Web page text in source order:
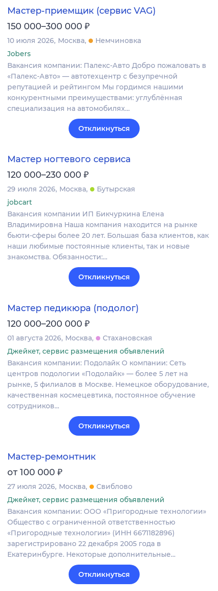
Мастер-приемщик (сервис VAG)
150 000–300 000 ₽
10 июля 2026 Москва
Немчиновка
Jobers
Вакансия компании: Палекс-Авто Добро пожаловать в
«Палекс‑Авто» — автотехцентр с безупречной
репутацией и рейтингом Мы гордимся нашими
конкурентными преимуществами: углублённая
специализация на автомобилях…
Откликнуться
Мастер ногтевого сервиса
120 000–230 000 ₽
29 июля 2026 Москва
Бутырская
jobcart
Вакансия компании ИП Бикчуркина Елена
Владимировна Наша компания находится на рынке
бьюти-сферы более 20 лет. Большая база клиентов, как
наши любимые постоянные клиенты, так и новые
знакомства. Обязанности:…
Откликнуться
Мастер педикюра (подолог)
120 000–200 000 ₽
01 августа 2026 Москва
Стахановская
Джейкет, сервис размещения объявлений
Вакансия компании: Подолайк О компании: Сеть
центров подологии «Подолайк» — более 5 лет на
рынке, 5 филиалов в Москве. Немецкое оборудование,
качественная космецевтика, постоянное обучение
сотрудников…
Откликнуться
Мастер-ремонтник
от 100 000 ₽
27 июля 2026 Москва
Свиблово
Джейкет, сервис размещения объявлений
Вакансия компании: ООО «Пригородные технологии»
Общество с ограниченной ответственностью
«Пригородные технологии» (ИНН 6671182896)
зарегистрировано 22 декабря 2005 года в
Екатеринбурге. Некоторые дополнительные…
Откликнуться